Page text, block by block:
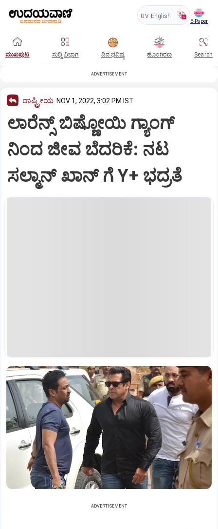
UV English
E-Paper
ಮುಖಪುಟ ಸುದ್ದಿ ವಿಭಾಗ ದಿನ ಭವಿಷ್ಯ ಹೊಂಗಿರಣ Search
ADVERTISEMENT
ರಾಷ್ಟ್ರೀಯ NOV 1, 2022, 3:02 PM IST
ಲಾರೆನ್ಸ್ ಬಿಷ್ಣೋಯಿ ಗ್ಯಾಂಗ್
ನಿಂದ ಜೀವ ಬೆದರಿಕೆ: ನಟ
ಸಲ್ಮಾನ್ ಖಾನ್ ಗೆ Y+ ಭದ್ರತೆ
ADVERTISEMENT